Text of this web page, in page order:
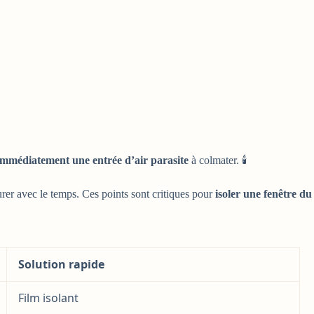
une entrée d’air parasite à colmater. 🕯️
avec le temps. Ces points sont critiques pourisoler une fenêtre du
Solution rapide
Film isolant